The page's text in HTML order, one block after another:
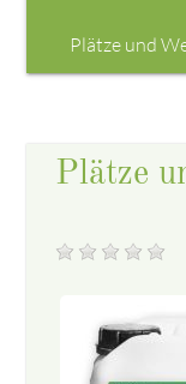
Plätze und
Plätze